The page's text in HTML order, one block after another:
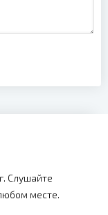
Слушайте
месте.